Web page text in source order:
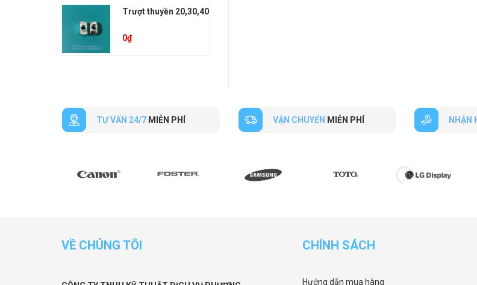
Trượt thuyền 20,30,40
0₫
TƯ VẤN 24/7 MIỄN PHÍ VẬN CHUYỂN MIỄN PHÍ NHẬN
VỀ CHÚNG TÔI CHÍNH SÁCH
Hướng dẫn mua hàng